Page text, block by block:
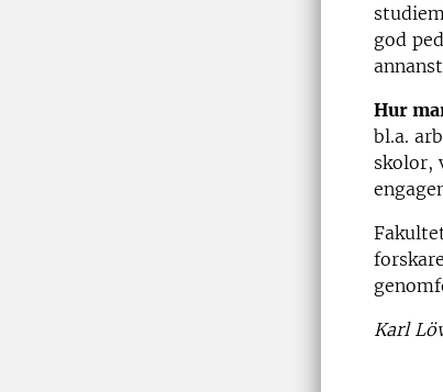
god
Hur
bl.a.
skolor,
Karl